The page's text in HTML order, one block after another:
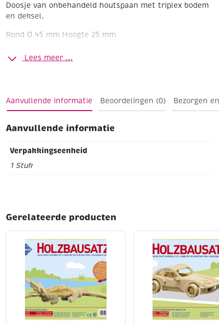
Doosje van onbehandeld houtspaan met triplex bodem
en deksel.
Rond Ø 45 mm Hoogte 25 mm
Lees meer ...
Aanvullende informatie Beoordelingen (0) Bezorgen
Aanvullende informatie
Verpakkingseenheid
1 Stuk
Gerelateerde producten